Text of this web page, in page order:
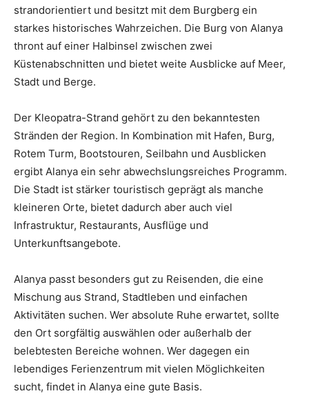
strandorientiert und besitzt mit dem Burgberg ein
starkes historisches Wahrzeichen. Die Burg von Alanya
thront auf einer Halbinsel zwischen zwei
Küstenabschnitten und bietet weite Ausblicke auf Meer,
Stadt und Berge.
Der Kleopatra-Strand gehört zu den bekanntesten
Stränden der Region. In Kombination mit Hafen, Burg,
Rotem Turm, Bootstouren, Seilbahn und Ausblicken
ergibt Alanya ein sehr abwechslungsreiches Programm.
Die Stadt ist stärker touristisch geprägt als manche
kleineren Orte, bietet dadurch aber auch viel
Infrastruktur, Restaurants, Ausflüge und
Unterkunftsangebote.
Alanya passt besonders gut zu Reisenden, die eine
Mischung aus Strand, Stadtleben und einfachen
Aktivitäten suchen. Wer absolute Ruhe erwartet, sollte
den Ort sorgfältig auswählen oder außerhalb der
belebtesten Bereiche wohnen. Wer dagegen ein
lebendiges Ferienzentrum mit vielen Möglichkeiten
sucht, findet in Alanya eine gute Basis.